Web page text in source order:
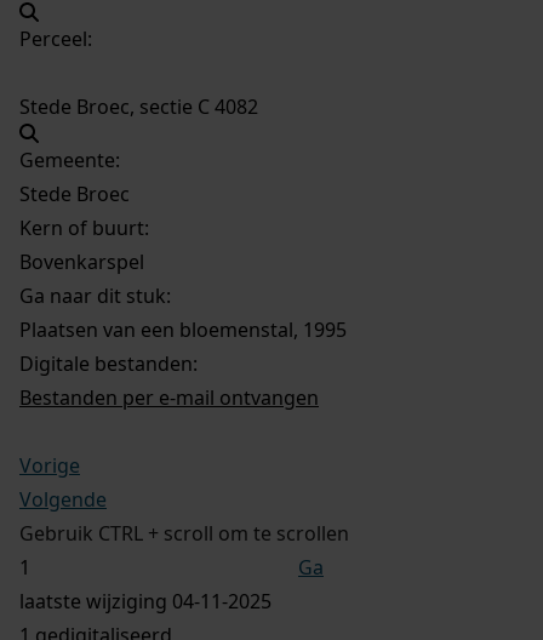
Perceel:
Stede Broec, sectie C 4082
Gemeente:
Stede Broec
Kern of buurt:
Bovenkarspel
Ga naar dit stuk:
Plaatsen van een bloemenstal, 1995
Digitale bestanden:
Bestanden per e-mail ontvangen
Vorige
Volgende
Gebruik CTRL + scroll om te scrollen
Ga
laatste wijziging 04-11-2025
1 gedigitaliseerd